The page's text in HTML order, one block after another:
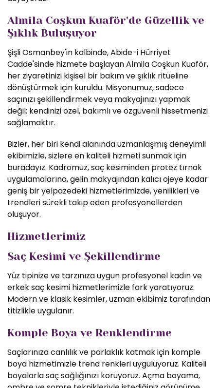
Almila Coşkun Kuaför'de Güzellik ve
Şıklık Buluşuyor
Şişli Osmanbey'in kalbinde, Abide-i Hürriyet
Cadde'sinde hizmete başlayan Almila Coşkun Kuaför,
her ziyaretinizi kişisel bir bakım ve şıklık ritüeline
dönüştürmek için kuruldu. Misyonumuz, sadece
saçınızı şekillendirmek veya makyajınızı yapmak
değil; kendinizi özel, bakımlı ve özgüvenli hissetmenizi
sağlamaktır.
Bizler, her biri kendi alanında uzmanlaşmış deneyimli
ekibimizle, sizlere en kaliteli hizmeti sunmak için
buradayız. Kadromuz, saç kesiminden protez tırnak
uygulamalarına, gelin makyajından kalıcı ojeye kadar
geniş bir yelpazedeki hizmetlerimizde, yenilikleri ve
trendleri sürekli takip eden profesyonellerden
oluşuyor.
Hizmetlerimiz
Saç Kesimi ve Şekillendirme
Yüz tipinize ve tarzınıza uygun profesyonel kadın ve
erkek saç kesimi hizmetlerimizle fark yaratıyoruz.
Modern ve klasik kesimler, uzman ekibimiz tarafından
titizlikle uygulanır.
Komple Boya ve Renklendirme
Saçlarınıza canlılık ve parlaklık katmak için komple
boya hizmetimizle trend renkleri uyguluyoruz. Kaliteli
boyalarla saç sağlığınızı koruyoruz. Açma boyama,